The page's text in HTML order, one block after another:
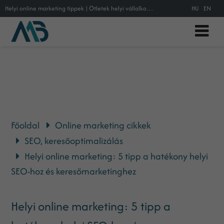
Helyi online marketing tippek | Ötletek helyi vállalkozásoknak HU EN
Főoldal
Online marketing cikkek
SEO, keresőoptimalizálás
Helyi online marketing: 5 tipp a hatékony helyi
SEO-hoz és keresőmarketinghez
Helyi online marketing: 5 tipp a